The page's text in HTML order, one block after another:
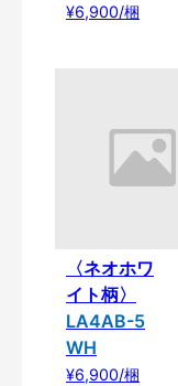
¥6,900/梱
〈ネオホワ
イト柄〉
LA4AB-5
WH
¥6,900/梱